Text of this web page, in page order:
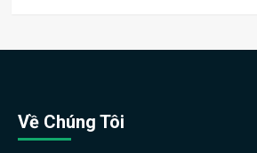
Về Chúng Tôi